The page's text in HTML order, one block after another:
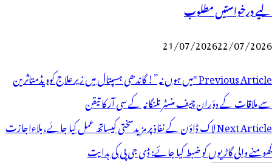
لیے درخواستیں مطلوب
21/07/202622/07/2026
پوسٹوں
کی
نیویگیشن
Previous Article"میں ہوں نہ”! گاندھی ہسپتال میں زیر علاج کوویڈمتاثرین
سے ملاقات کے دؤران چیف منسٹر تلنگانہ کے سی آر کا تیقن
Next Articleلاک ڈاؤن کے نفاذ پر مزیدسختی کیساتھ عمل کیا جائے،بلاءاجازت
گھومنے والی گاڑیوں کو ضبط کیا جائے: ڈی جی پی کی ہدایت